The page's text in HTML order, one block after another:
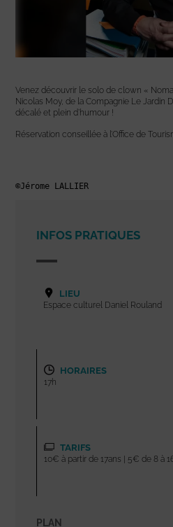
Venez découvrir le solo de clown «
Nicolas Moy, de la Compagnie Le Jardin
décalé et plein d’humour !
Réservation conseillée à l’Office de
©Jérome LALLIER
INFOS PRATIQUES
LIEU
Espace culturel Daniel Rouland
HORAIRES
17h
TARIFS
10€ à partir de 17ans | 5€ de 8 à
PLAN